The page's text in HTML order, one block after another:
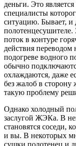
деньги. Это
специалисты
ситуацию. Бывает, и
поток в контуре
действия
подогреве водного
обычно
охлаждаются, даже
без жалоб в
такую проблему
Однако холодный
заслугой ЖЭКа. В
становятся соседи,
и вы. В некоторых
сушки полотенец и